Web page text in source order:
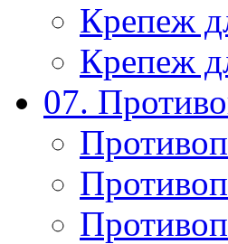
Крепеж
Крепеж
07.